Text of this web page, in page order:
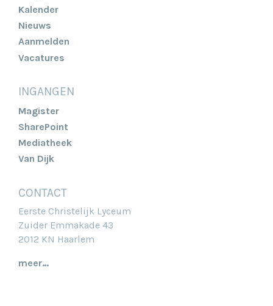
Kalender
Nieuws
Aanmelden
Vacatures
INGANGEN
Magister
SharePoint
Mediatheek
Van Dijk
CONTACT
Eerste Christelijk Lyceum
Zuider Emmakade 43
2012 KN Haarlem
meer…